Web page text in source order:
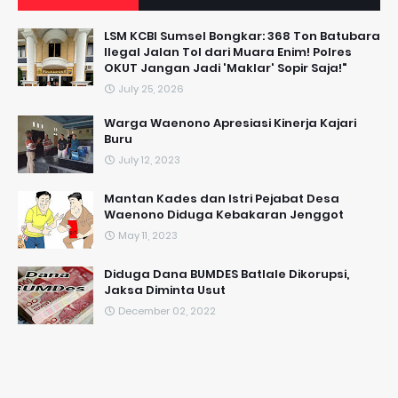
LSM KCBI Sumsel Bongkar: 368 Ton Batubara
Ilegal Jalan Tol dari Muara Enim! Polres
OKUT Jangan Jadi 'Maklar' Sopir Saja!"
July 25, 2026
Warga Waenono Apresiasi Kinerja Kajari
Buru
July 12, 2023
Mantan Kades dan Istri Pejabat Desa
Waenono Diduga Kebakaran Jenggot
May 11, 2023
Diduga Dana BUMDES Batlale Dikorupsi,
Jaksa Diminta Usut
December 02, 2022